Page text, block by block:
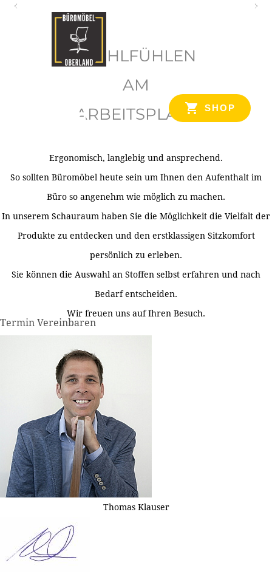
SHOP
WOHLFÜHLEN
AM
ARBEITSPLATZ
Ergonomisch, langlebig und ansprechend.
So sollten Büromöbel heute sein um Ihnen den Aufenthalt im
Büro so angenehm wie möglich zu machen.
In unserem Schauraum haben Sie die Möglichkeit die Vielfalt der
Produkte zu entdecken und den erstklassigen Sitzkomfort
persönlich zu erleben.
Sie können die Auswahl an Stoffen selbst erfahren und nach
Bedarf entscheiden.
Wir freuen uns auf Ihren Besuch.
Termin Vereinbaren
Thomas Klauser